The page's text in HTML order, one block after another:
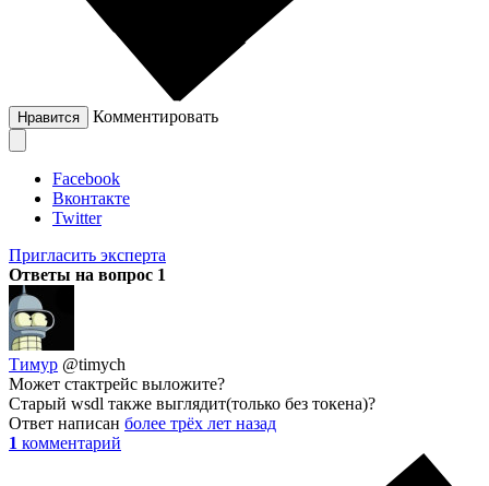
Нравится Комментировать
Facebook
Вконтакте
Twitter
Пригласить эксперта
Ответы на вопрос 1
Тимур @timych
Может стактрейс выложите?
Старый wsdl также выглядит(только без токена)?
Ответ написан более трёх лет назад
1 комментарий